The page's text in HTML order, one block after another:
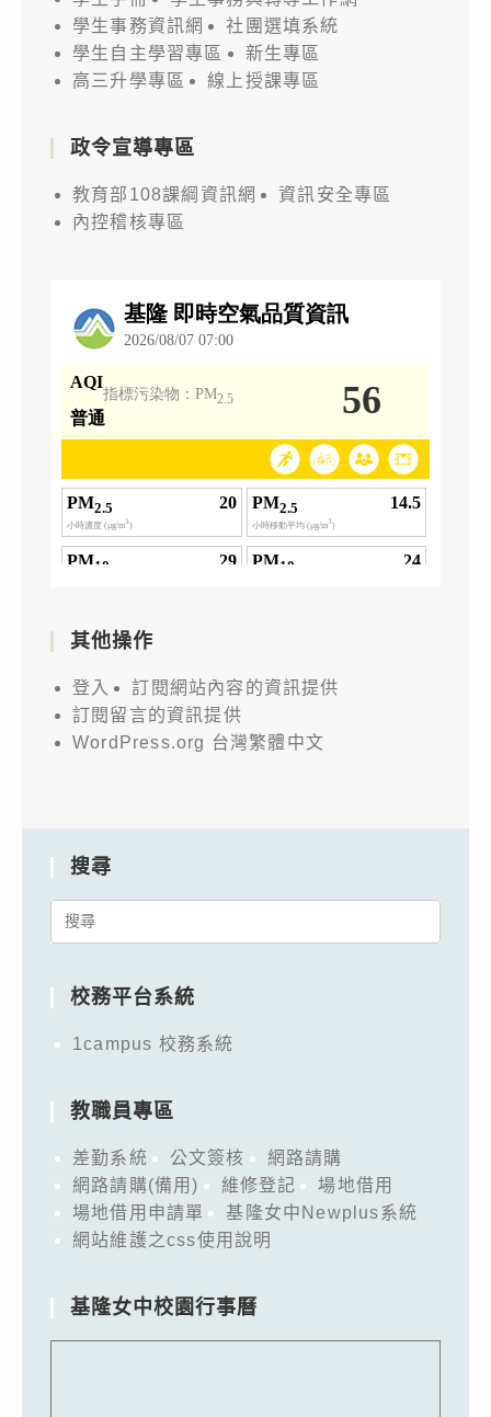
學生事務資訊網
社團選填系統
學生自主學習專區
新生專區
高三升學專區
線上授課專區
政令宣導專區
教育部108課綱資訊網
資訊安全專區
內控稽核專區
其他操作
登入
訂閱網站內容的資訊提供
訂閱留言的資訊提供
WordPress.org 台灣繁體中文
搜尋
Search
校務平台系統
1campus 校務系統
教職員專區
差勤系統 公文簽核
網路請購
網路請購(備用)
維修登記
場地借用
場地借用申請單
基隆女中Newplus系統
網站維護之css使用說明
基隆女中校園行事曆